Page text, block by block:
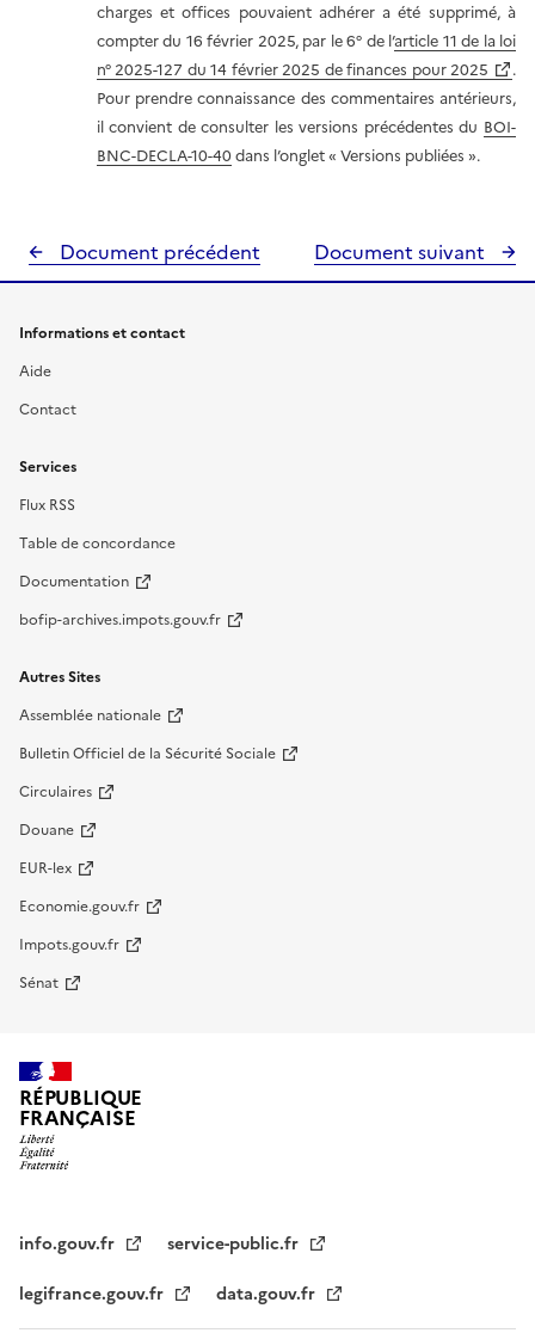
charges et offices pouvaient adhérer a été supprimé, à
compter du 16 février 2025, par le 6° de l’article 11 de la loi
n° 2025-127 du 14 février 2025 de finances pour 2025
.
Pour prendre connaissance des commentaires antérieurs,
il convient de consulter les versions précédentes du BOI-
BNC-DECLA-10-40dans l’onglet « Versions publiées ».
Document précédent Document suivant
Informations et contact
Aide
Contact
Services
Flux RSS
Table de concordance
Documentation
bofip-archives.impots.gouv.fr
Autres Sites
Assemblée nationale
Bulletin Officiel de la Sécurité Sociale
Circulaires
Douane
EUR-lex
Economie.gouv.fr
Impots.gouv.fr
Sénat
RÉPUBLIQUE
FRANÇAISE
info.gouv.fr
service-public.fr
legifrance.gouv.fr
data.gouv.fr